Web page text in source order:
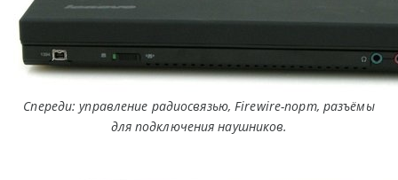
Спереди: управление радиосвязью, Firewire-порт, разъёмы
для подключения наушников.